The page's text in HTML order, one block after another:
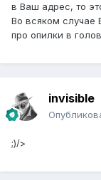
в Ваш адрес, то
Во всяком случае
про опилки в
invisible
;)/>